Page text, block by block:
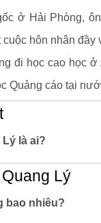
ở Hải Phòng,
hôn nhân
đi học cao học
Quảng cáo tại
là ai?
Lý
bao nhiêu?